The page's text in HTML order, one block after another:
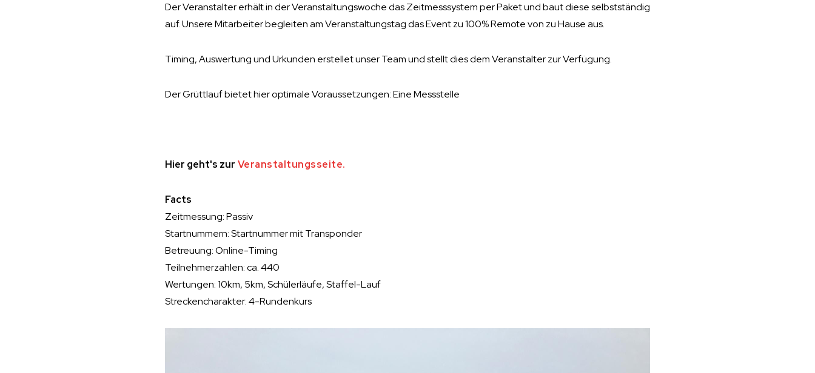
Der Veranstalter erhält in der Veranstaltungswoche das Zeitmesssystem per Paket und baut diese selbstständig
auf. Unsere Mitarbeiter begleiten am Veranstaltungstag das Event zu 100% Remote von zu Hause aus.
Timing, Auswertung und Urkunden erstellet unser Team und stellt dies dem Veranstalter zur Verfügung.
Der Grüttlauf bietet hier optimale Voraussetzungen: Eine Messstelle
Hier geht's zur Veranstaltungsseite.
Facts
Zeitmessung: Passiv
Startnummern: Startnummer mit Transponder
Betreuung: Online-Timing
Teilnehmerzahlen: ca. 440
Wertungen: 10km, 5km, Schülerläufe, Staffel-Lauf
Streckencharakter: 4-Rundenkurs